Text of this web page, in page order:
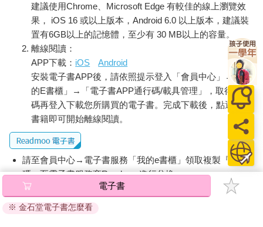
建議使用Chrome、Microsoft Edge 有較佳的線上瀏覽效
果， iOS 16 或以上版本，Android 6.0 以上版本，建議裝
置有6GB以上的記憶體，至少有 30 MB以上的容量。
離線閱讀：
APP下載： iOS
Android
安裝電子書APP後，請依照提示登入「會員中心」→「我
的E書櫃」→「電子書APP通行碼/載具管理」，取得通行
碼再登入下載您所購買的電子書。完成下載後，點選任一
書籍即可開始離線閱讀。
請至會員中心→電子書服務「我的e書櫃」領取複製『兌換
碼』至電子書服務商Readmoo進行兌換。
退換貨須知：
因版權保護，您在金石堂所購買的電子書僅能以金石堂專屬
電子書
※ 金石堂電子書怎麼看